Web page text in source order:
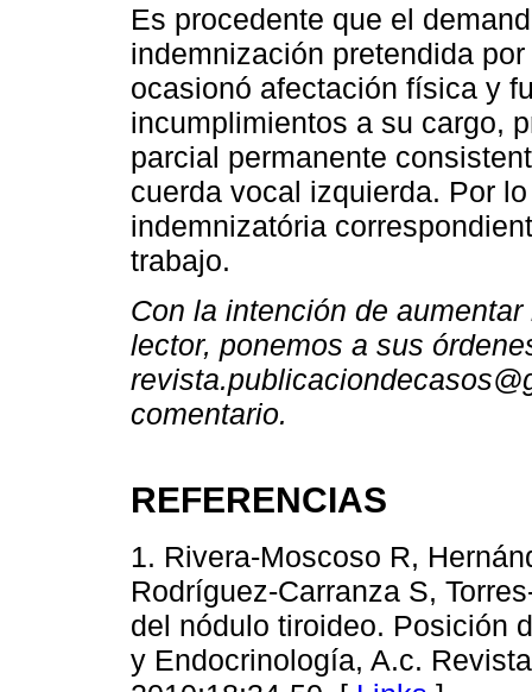
Es procedente que el
indemnización pretendida
ocasionó afectación física y
incumplimientos a su cargo,
parcial permanente
cuerda vocal izquierda. Por
indemnizatória
trabajo.
Con la intención de
lector, ponemos a sus
comentario.
REFERENCIAS
1. Rivera-Moscoso R,
Rodríguez-Carranza S,
del nódulo tiroideo. Posición
y Endocrinología, A.c.